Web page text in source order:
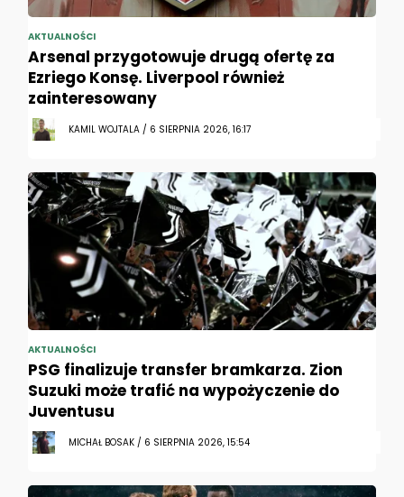
AKTUALNOŚCI
Arsenal przygotowuje drugą ofertę za
Ezriego Konsę. Liverpool również
zainteresowany
KAMIL WOJTALA / 6 SIERPNIA 2026, 16:17
AKTUALNOŚCI
PSG finalizuje transfer bramkarza. Zion
Suzuki może trafić na wypożyczenie do
Juventusu
MICHAŁ BOSAK / 6 SIERPNIA 2026, 15:54